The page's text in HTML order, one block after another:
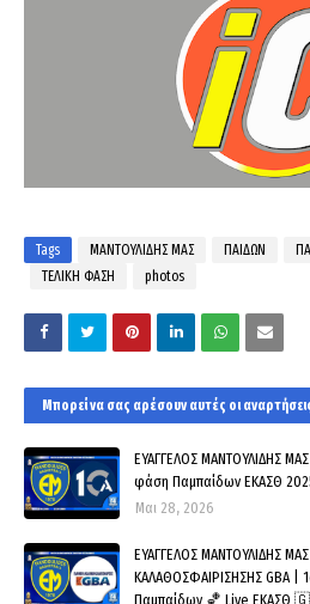
Tags ΜΑΝΤΟΥΛΙΔΗΣ ΜΑΣ ΠΑΙΔΩΝ
ΤΕΛΙΚΗ ΦΑΣΗ
photos
Μπορεί να σας αρέσουν αυτές οι
ΕΥΑΓΓΕΛΟΣ ΜΑΝΤΟΥΛΙΔΗΣ
φάση Παμπαίδων ΕΚΑΣΘ
Μαι 28, 2026
ΕΥΑΓΓΕΛΟΣ ΜΑΝΤΟΥΛΙΔΗΣ
ΚΑΛΑΘΟΣΦΑΙΡΙΣΗΣΗΣ GBA |
Παμπαίδων 🏀 Live ΕΚΑΣΘ